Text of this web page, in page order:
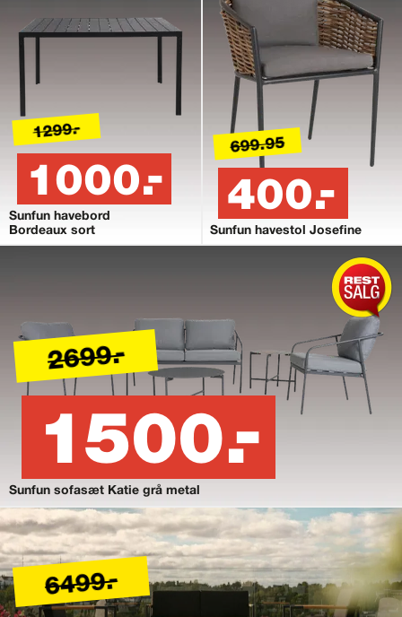
1299.-
1000.-
Sunfun havebord
Bordeaux sort
699.95
400.-
Sunfun havestol Josefine
2699.-
1500.-
Sunfun sofasæt Katie grå metal
6499.-